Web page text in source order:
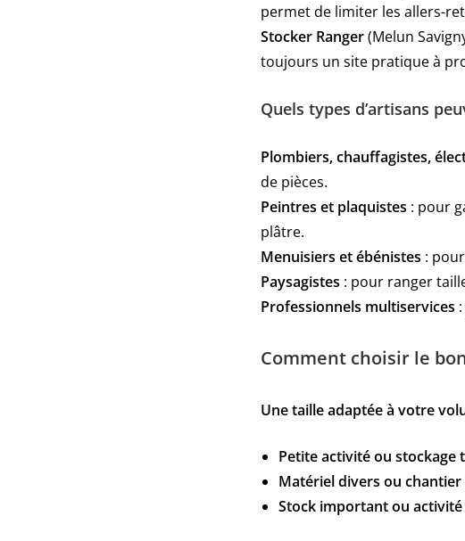
permet de limiter les allers-
Stocker Ranger(Melun
toujours un site pratique à
Quels types d’artisans
Plombiers, chauffagistes,
de pièces.
Peintres et plaquistes : pour
plâtre.
Menuisiers et ébénistes :
Paysagistes : pour ranger
Professionnels multiservices
Comment choisir le
Une taille adaptée à votre
Petite activité ou stockage
Matériel divers ou
Stock important ou